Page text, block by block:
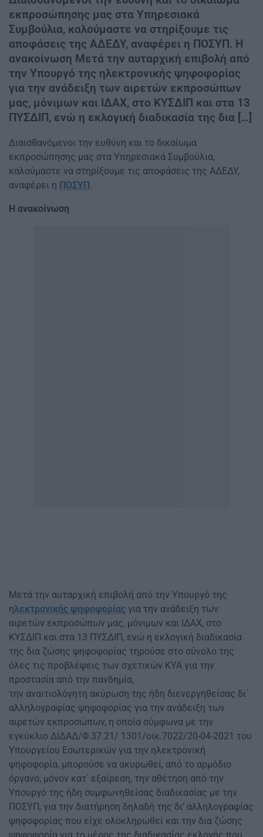
εκπροσώπησης μας στα Υπηρεσιακά
Συμβούλια, καλούμαστε να στηρίξουμε τις
αποφάσεις της ΑΔΕΔΥ, αναφέρει η ΠΟΣΥΠ. Η
ανακοίνωση Μετά την αυταρχική επιβολή από
την Υπουργό της ηλεκτρονικής ψηφοφορίας
για την ανάδειξη των αιρετών εκπροσώπων
μας, μόνιμων και ΙΔΑΧ, στο ΚΥΣΔΙΠ και στα 13
ΠΥΣΔΙΠ, ενώ η εκλογική διαδικασία της δια […]
Διαισθανόμενοι την ευθύνη και το δικαίωμα
εκπροσώπησης μας στα Υπηρεσιακά Συμβούλια,
καλούμαστε να στηρίξουμε τις αποφάσεις της ΑΔΕΔΥ,
αναφέρει η ΠΟΣΥΠ.
Η ανακοίνωση
Μετά την αυταρχική επιβολή από την Υπουργό της
ηλεκτρονικής ψηφοφορίας για την ανάδειξη των
αιρετών εκπροσώπων μας, μόνιμων και ΙΔΑΧ, στο
ΚΥΣΔΙΠ και στα 13 ΠΥΣΔΙΠ, ενώ η εκλογική διαδικασία
της δια ζώσης ψηφοφορίας τηρούσε στο σύνολο της
όλες τις προβλέψεις των σχετικών ΚΥΑ για την
προστασία από την πανδημία,
την αναιτιολόγητη ακύρωση της ήδη διενεργηθείσας δι΄
αλληλογραφίας ψηφοφορίας για την ανάδειξη των
αιρετών εκπροσώπων, η οποία σύμφωνα με την
εγκύκλιο ΔΙΔΑΔ/Φ.37.21/ 1301/οικ.7022/20-04-2021 του
Υπουργείου Εσωτερικών για την ηλεκτρονική
ψηφοφορία, μπορούσε να ακυρωθεί, από το αρμόδιο
όργανο, μόνον κατ΄ εξαίρεση, την αθέτηση από την
Υπουργό της ήδη συμφωνηθείσας διαδικασίας με την
ΠΟΣΥΠ, για την διατήρηση δηλαδή της δι’ αλληλογραφίας
ψηφοφορίας που είχε ολοκληρωθεί και την δια ζώσης